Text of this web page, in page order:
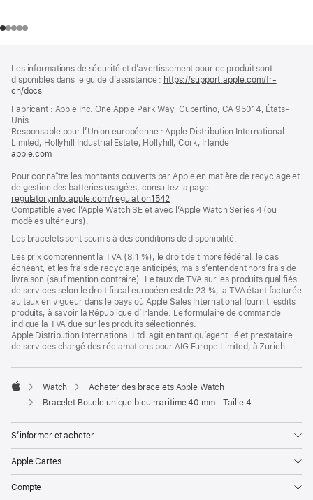
de
page
de
bas
page
Les informations de sécurité et d’avertissement pour ce produit sont
disponibles dans le guide d’assistance : https://support.apple.com/fr-
ch/docs
une
fenêtre)
Fabricant : Apple Inc. One Apple Park Way, Cupertino, CA 95014, États-
Unis.
Responsable pour l’Union européenne : Apple Distribution International
Limited, Hollyhill Industrial Estate, Hollyhill, Cork, Irlande
apple.com(s’ouvre
une
nouvelle
fenêtre)
Pour connaître les montants couverts par Apple en matière de recyclage et
de gestion des batteries usagées, consultez la page
regulatoryinfo.apple.com/regulation1542
dans
nouvelle
fenêtre)
Compatible avec l’Apple Watch SE et avec l’Apple Watch Series 4 (ou
modèles ultérieurs).
Les bracelets sont soumis à des conditions de disponibilité.
Les prix comprennent la TVA (8,1 %), le droit de timbre fédéral, le cas
échéant, et les frais de recyclage anticipés, mais s’entendent hors frais de
livraison (sauf mention contraire). Le taux de TVA sur les produits qualifiés
de services selon le droit fiscal européen est de 23 %, la TVA étant facturée
au taux en vigueur dans le pays où Apple Sales International fournit lesdits
produits, à savoir la République d’Irlande. Le formulaire de commande
indique la TVA due sur les produits sélectionnés.
Apple Distribution International Ltd. agit en tant qu’agent lié et prestataire
de services chargé des réclamations pour AIG Europe Limited, à Zurich.
Apple
Watch
Acheter des bracelets Apple Watch
Bracelet Boucle unique bleu maritime 40 mm - Taille 4
S’informer et acheter
Apple Cartes
Compte